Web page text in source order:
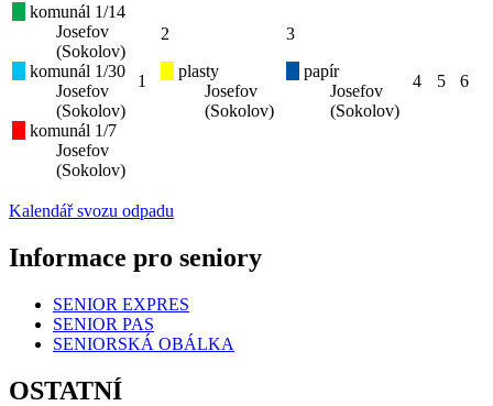
komunál 1/14
Josefov
(Sokolov)
komunál 1/30
Josefov
(Sokolov)
komunál 1/7
Josefov
(Sokolov)
1
2
plasty
Josefov
(Sokolov)
3
papír
Josefov
(Sokolov)
4 5 6
Kalendář svozu odpadu
Informace pro seniory
SENIOR EXPRES
SENIOR PAS
SENIORSKÁ OBÁLKA
OSTATNÍ